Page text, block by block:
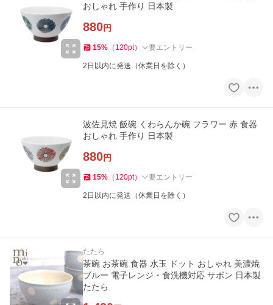
おしゃれ 手作り 日本製
880円
15% （ 120pt） 要エントリー
2日以内に発送（休業日を除く）
波佐見焼 飯碗 くわらんか碗 フラワー 赤 食器
おしゃれ 手作り 日本製
880円
15% （ 120pt） 要エントリー
2日以内に発送（休業日を除く）
たたら
茶碗 お茶碗 食器 水玉 ドット おしゃれ 美濃焼
ブルー 電子レンジ・食洗機対応 サボン 日本製
たたら